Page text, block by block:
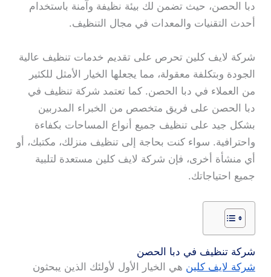
دبا الحصن، حيث تضمن لك بيئة نظيفة وآمنة باستخدام
أحدث التقنيات والمعدات في مجال التنظيف.
شركة لايف كلين تحرص على تقديم خدمات تنظيف عالية
الجودة وبتكلفة معقولة، مما يجعلها الخيار الأمثل للكثير
من العملاء في دبا الحصن. كما تعتمد شركة تنظيف في
دبا الحصن على فريق متخصص من الخبراء المدربين
بشكل جيد على تنظيف جميع أنواع المساحات بكفاءة
واحترافية. سواء كنت بحاجة إلى تنظيف منزلك، مكتبك، أو
أي منشأة أخرى، فإن شركة لايف كلين مستعدة لتلبية
جميع احتياجاتك.
شركة تنظيف في دبا الحصن
شركة لايف كلين هي الخيار الأول لأولئك الذين يبحثون